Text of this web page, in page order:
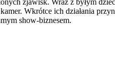
zjawisk. Wraz z byłym
Wkrótce ich działania
show-biznesem.